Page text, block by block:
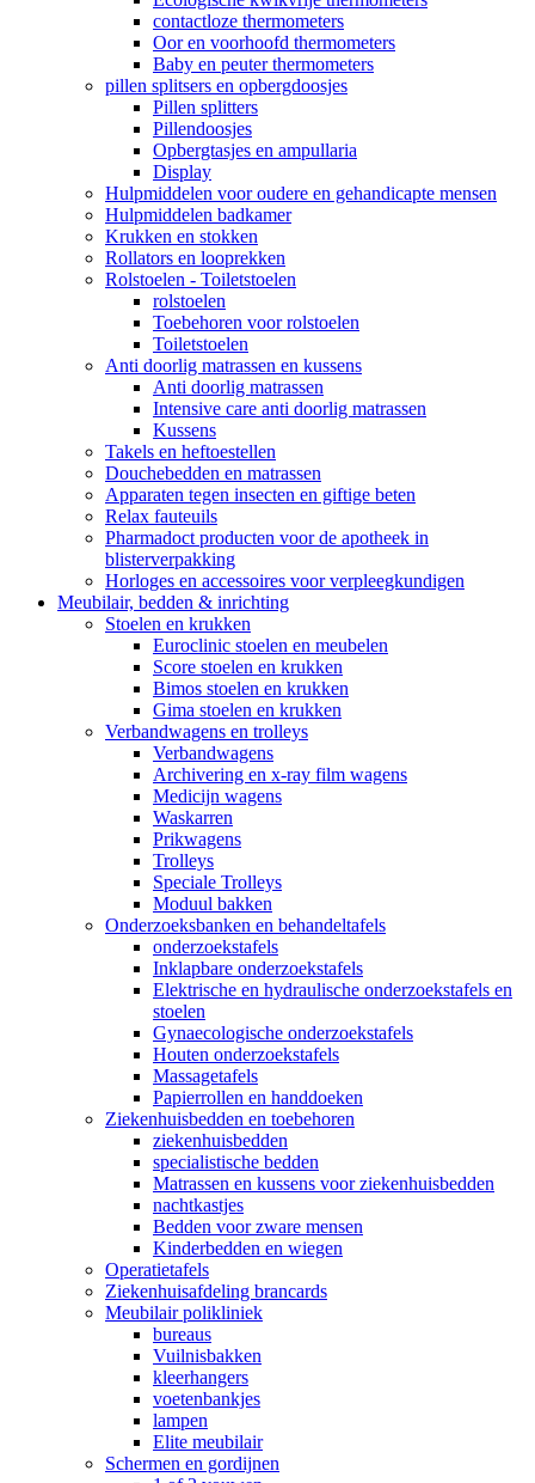
contactloze thermometers
Oor en voorhoofd thermometers
Baby en peuter thermometers
pillen splitsers en opbergdoosjes
Pillen splitters
Pillendoosjes
Opbergtasjes en ampullaria
Display
Hulpmiddelen voor oudere en gehandicapte mensen
Hulpmiddelen badkamer
Krukken en stokken
Rollators en looprekken
Rolstoelen - Toiletstoelen
rolstoelen
Toebehoren voor rolstoelen
Toiletstoelen
Anti doorlig matrassen en kussens
Anti doorlig matrassen
Intensive care anti doorlig matrassen
Kussens
Takels en heftoestellen
Douchebedden en matrassen
Apparaten tegen insecten en giftige beten
Relax fauteuils
Pharmadoct producten voor de apotheek in
blisterverpakking
Horloges en accessoires voor verpleegkundigen
Meubilair, bedden & inrichting
Stoelen en krukken
Euroclinic stoelen en meubelen
Score stoelen en krukken
Bimos stoelen en krukken
Gima stoelen en krukken
Verbandwagens en trolleys
Verbandwagens
Archivering en x-ray film wagens
Medicijn wagens
Waskarren
Prikwagens
Trolleys
Speciale Trolleys
Moduul bakken
Onderzoeksbanken en behandeltafels
onderzoekstafels
Inklapbare onderzoekstafels
Elektrische en hydraulische onderzoekstafels en
stoelen
Gynaecologische onderzoekstafels
Houten onderzoekstafels
Massagetafels
Papierrollen en handdoeken
Ziekenhuisbedden en toebehoren
ziekenhuisbedden
specialistische bedden
Matrassen en kussens voor ziekenhuisbedden
nachtkastjes
Bedden voor zware mensen
Kinderbedden en wiegen
Operatietafels
Ziekenhuisafdeling brancards
Meubilair polikliniek
bureaus
Vuilnisbakken
kleerhangers
voetenbankjes
lampen
Elite meubilair
Schermen en gordijnen